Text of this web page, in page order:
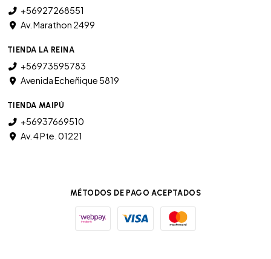
+56927268551
Av. Marathon 2499
TIENDA LA REINA
+56973595783
Avenida Echeñique 5819
TIENDA MAIPÚ
+56937669510
Av. 4 Pte. 01221
MÉTODOS DE PAGO ACEPTADOS